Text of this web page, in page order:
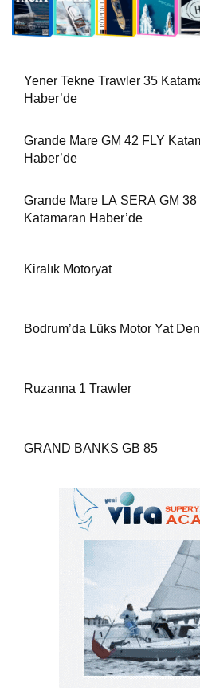
Yener Tekne Trawler 35
Haber’de
Grande Mare GM 42 FLY
Haber’de
Grande Mare LA SERA GM 38
Katamaran Haber’de
Kiralık Motoryat
Bodrum’da Lüks Motor Yat
Ruzanna 1 Trawler
GRAND BANKS GB 85